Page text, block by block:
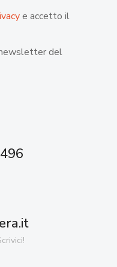
e accetto il
del